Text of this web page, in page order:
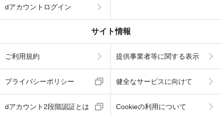
dアカウントログイン
サイト情報
ご利用規約 提供事業者等に関する表示
プライバシーポリシー 健全なサービスに向けて
dアカウント2段階認証とは Cookieの利用について